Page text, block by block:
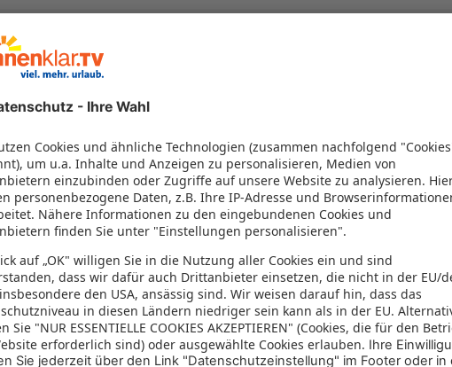
Sonne, Meer und orientalischen Charme zu genießen. Die tunesische
Resort mit Thalasso-Wellness, entspannte Tage am Strand oder
Auf sonnenklar.TV finden Sie eine große Auswahl an guten Last Minute